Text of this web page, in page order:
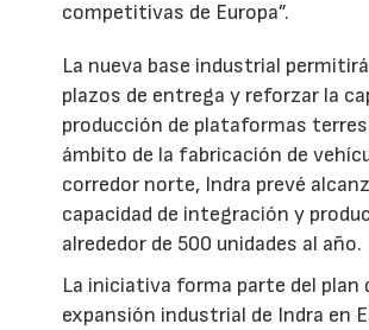
competitivas de Europa”.
La nueva base industrial
plazos de entrega y reforzar la
producción de plataformas
ámbito de la fabricación de
corredor norte, Indra prevé
capacidad de integración y
alrededor de 500 unidades al año.
La iniciativa forma parte del plan
expansión industrial de Indra en